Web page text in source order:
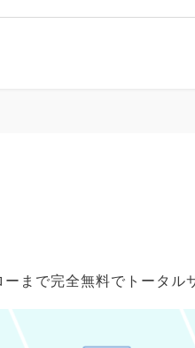
まで完全無料でトータル